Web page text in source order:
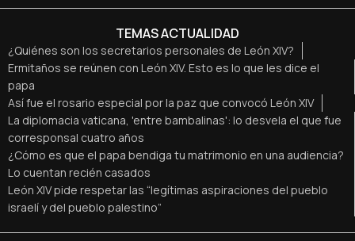
TEMAS ACTUALIDAD
¿Quiénes son los secretarios personales de León XIV?
Ermitaños se reúnen con León XIV. Esto es lo que les dice el
papa
Así fue el rosario especial por la paz que convocó León XIV
La diplomacia vaticana, 'entre bambalinas': lo desvela el que fue
corresponsal cuatro años
¿Cómo es que el papa bendiga tu matrimonio en una audiencia?
Lo cuentan recién casados
León XIV pide respetar las “legítimas aspiraciones del pueblo
israelí y del pueblo palestino”